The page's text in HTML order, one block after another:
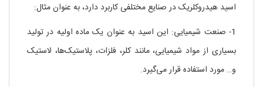
اسید هیدروکلریک در صنایع مختلفی کاربرد دارد، به عنوان مثال:
1- صنعت شیمیایی: این اسید به عنوان یک ماده اولیه در تولید
بسیاری از مواد شیمیایی، مانند کلر، فلزات، پلاستیک‌ها، لاستیک
و… مورد استفاده قرار می‌گیرد.